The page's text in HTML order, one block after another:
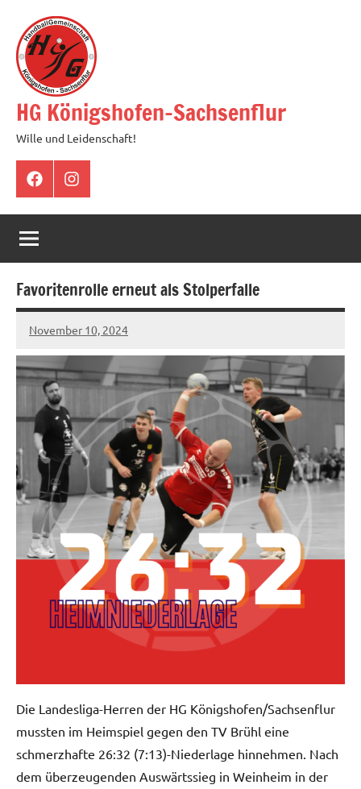
Inhalt
springen
HG Königshofen-Sachsenflur
Wille und Leidenschaft!
FacebookInstagram
Favoritenrolle erneut als Stolperfalle
November 10, 2024
hgadmin
Die Landesliga-Herren der HG Königshofen/Sachsenflur
mussten im Heimspiel gegen den TV Brühl eine
schmerzhafte 26:32 (7:13)-Niederlage hinnehmen. Nach
dem überzeugenden Auswärtssieg in Weinheim in der